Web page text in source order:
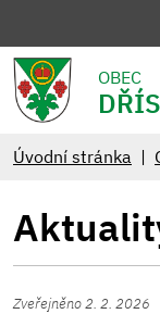
OBEC
Úvodní stránka
Zveřejněno 2. 2. 2026